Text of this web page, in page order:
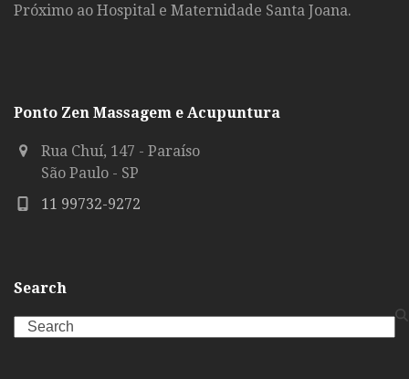
Próximo ao Hospital e Maternidade Santa Joana.
Ponto Zen Massagem e Acupuntura
Rua Chuí, 147 - Paraíso
São Paulo - SP
11 99732-9272
Search